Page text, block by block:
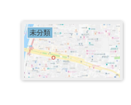
未分類